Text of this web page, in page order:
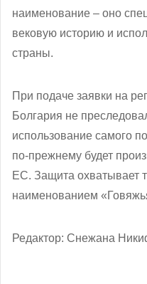
наименование – оно
вековую историю и
страны.
При подаче заявки на
Болгария не
использование самого
по-прежнему будет
ЕС. Защита охватывает
наименованием
Редактор: Снежана